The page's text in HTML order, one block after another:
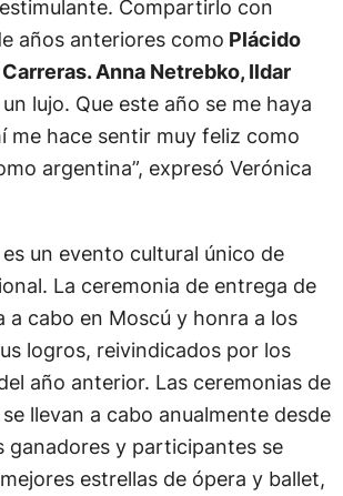
Compartirlo con
años anteriores como Plácido
Anna Netrebko, Ildar
un lujo. Que este año se me haya
me hace sentir muy feliz como
argentina”, expresó Verónica
es un evento cultural único de
La ceremonia de entrega de
a cabo en Moscú y honra a los
logros, reivindicados por los
año anterior. Las ceremonias de
llevan a cabo anualmente desde
ganadores y participantes se
estrellas de ópera y ballet,